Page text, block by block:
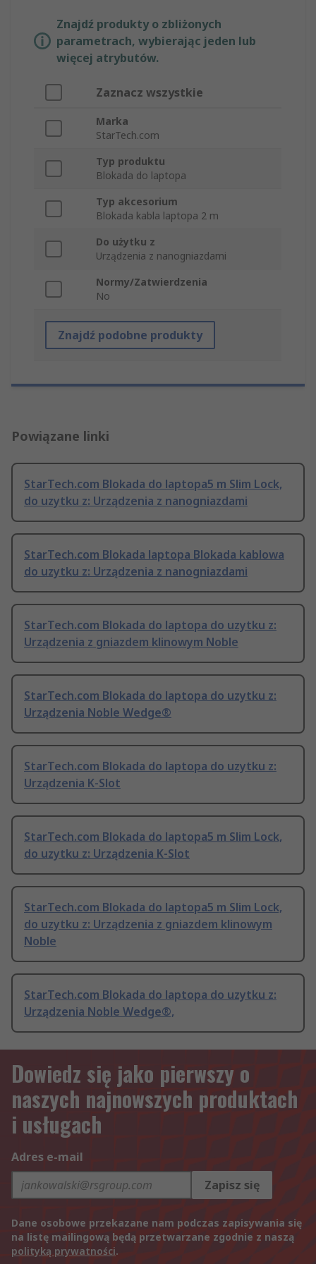
Znajdź produkty o zbliżonych
parametrach, wybierając jeden lub
więcej atrybutów.
Zaznacz wszystkie
Marka
StarTech.com
Typ produktu
Blokada do laptopa
Typ akcesorium
Blokada kabla laptopa 2 m
Do użytku z
Urządzenia z nanogniazdami
Normy/Zatwierdzenia
No
Znajdź podobne produkty
Powiązane linki
StarTech.com Blokada do laptopa5 m Slim Lock,
do uzytku z: Urządzenia z nanogniazdami
StarTech.com Blokada laptopa Blokada kablowa
do uzytku z: Urządzenia z nanogniazdami
StarTech.com Blokada do laptopa do uzytku z:
Urządzenia z gniazdem klinowym Noble
StarTech.com Blokada do laptopa do uzytku z:
Urządzenia Noble Wedge®
StarTech.com Blokada do laptopa do uzytku z:
Urządzenia K-Slot
StarTech.com Blokada do laptopa5 m Slim Lock,
do uzytku z: Urządzenia K-Slot
StarTech.com Blokada do laptopa5 m Slim Lock,
do uzytku z: Urządzenia z gniazdem klinowym
Noble
StarTech.com Blokada do laptopa do uzytku z:
Urządzenia Noble Wedge®,
Dowiedz się jako pierwszy o
naszych najnowszych produktach
i usługach
Adres e-mail
Zapisz się
Dane osobowe przekazane nam podczas zapisywania się
na listę mailingową będą przetwarzane zgodnie z naszą
polityką prywatności.